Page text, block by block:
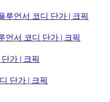
루언서 코디 단가 | 크픽
언서 코디 단가 | 크픽
가 | 크픽
단가 | 크픽